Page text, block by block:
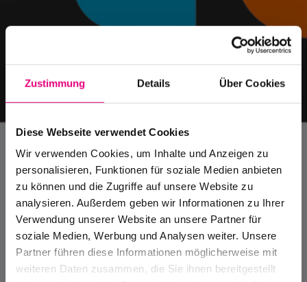
Zustimmung Details Über Cookies
Diese Webseite verwendet Cookies
Wir verwenden Cookies, um Inhalte und Anzeigen zu
personalisieren, Funktionen für soziale Medien anbieten
zu können und die Zugriffe auf unsere Website zu
analysieren. Außerdem geben wir Informationen zu Ihrer
Verwendung unserer Website an unsere Partner für
soziale Medien, Werbung und Analysen weiter. Unsere
Partner führen diese Informationen möglicherweise mit
weiteren Daten zusammen, die Sie ihnen bereitgestellt